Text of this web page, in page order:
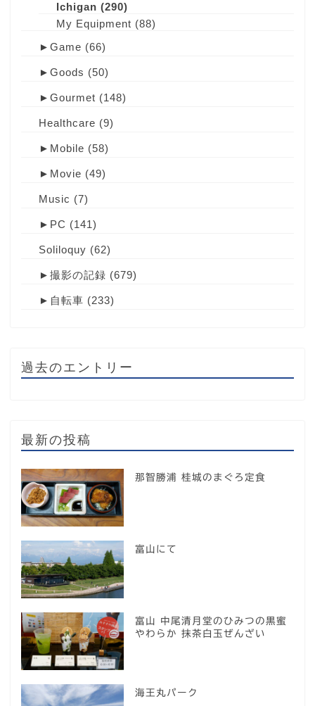
Ichigan (290)
My Equipment (88)
► Game (66)
► Goods (50)
► Gourmet (148)
Healthcare (9)
► Mobile (58)
► Movie (49)
Music (7)
► PC (141)
Soliloquy (62)
► 撮影の記録 (679)
► 自転車 (233)
過去のエントリー
最新の投稿
那智勝浦 桂城のまぐろ定食
富山にて
富山 中尾清月堂のひみつの黒蜜
やわらか 抹茶白玉ぜんざい
海王丸パーク